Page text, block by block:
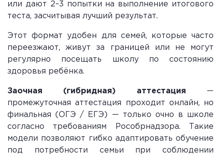
или дают 2–3 попытки на выполнение итогового
теста, засчитывая лучший результат.
Этот формат удобен для семей, которые часто
переезжают, живут за границей или не могут
регулярно посещать школу по состоянию
здоровья ребёнка.
Заочная (гибридная) аттестация —
промежуточная аттестация проходит онлайн, но
финальная (ОГЭ / ЕГЭ) — только очно в школе
согласно требованиям Рособрнадзора. Такие
модели позволяют гибко адаптировать обучение
под потребности семьи при соблюдении